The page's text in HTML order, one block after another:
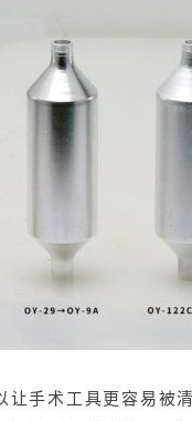
手术工具更容易被